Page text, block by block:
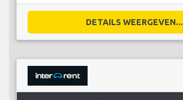
DETAILS WEERGEVEN...